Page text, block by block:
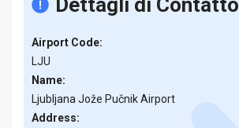
Dettagli di Contatto
Airport Code:
LJU
Name:
Ljubljana Jože Pučnik Airport
Address: